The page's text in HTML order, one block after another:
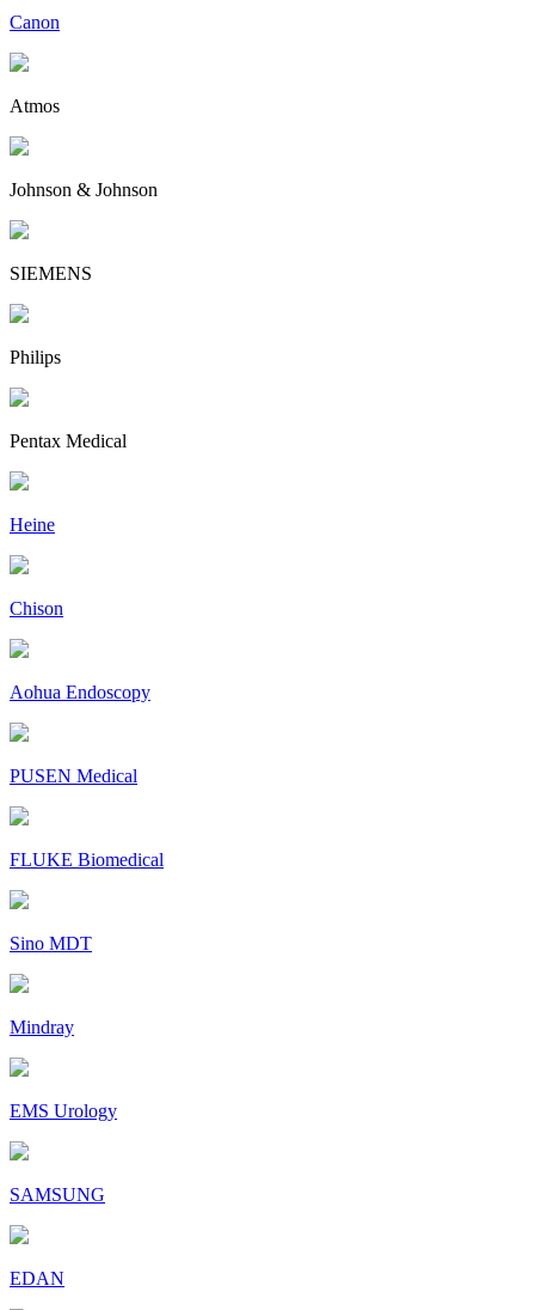
Canon
Atmos
Johnson & Johnson
SIEMENS
Philips
Pentax Medical
Heine
Chison
Aohua Endoscopy
PUSEN Medical
FLUKE Biomedical
Sino MDT
Mindray
EMS Urology
SAMSUNG
EDAN